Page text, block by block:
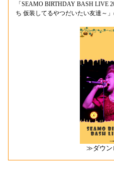
「SEAMO BIRTHDAY BASH LIVE
ち 仮装してるやつだいたい友達～​
≫ダウ